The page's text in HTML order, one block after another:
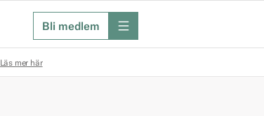
Bli medlem meny
Läs mer här